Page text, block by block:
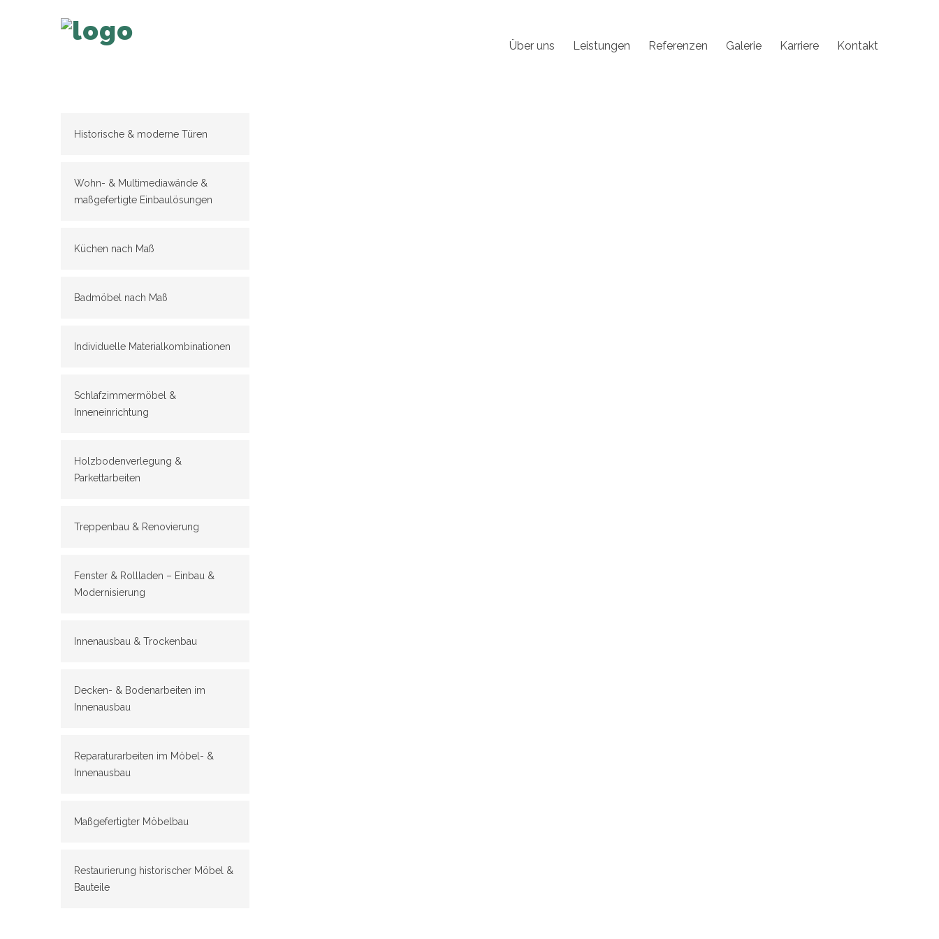
Über uns Leistungen Referenzen Galerie Karriere Kontakt
Historische & moderne Türen
Wohn- & Multimediawände &
maßgefertigte Einbaulösungen
Küchen nach Maß
Badmöbel nach Maß
Individuelle Materialkombinationen
Schlafzimmermöbel &
Inneneinrichtung
Holzbodenverlegung &
Parkettarbeiten
Treppenbau & Renovierung
Fenster & Rollladen – Einbau &
Modernisierung
Innenausbau & Trockenbau
Decken- & Bodenarbeiten im
Innenausbau
Reparaturarbeiten im Möbel- &
Innenausbau
Maßgefertigter Möbelbau
Restaurierung historischer Möbel &
Bauteile